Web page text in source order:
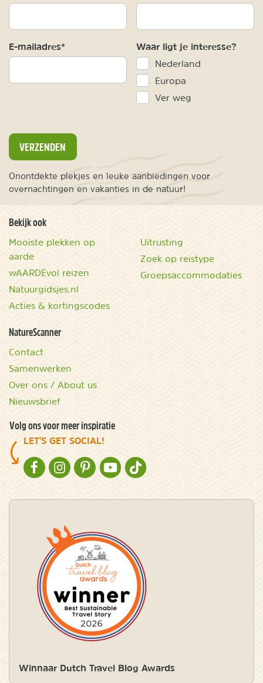
E-mailadres* Waar ligt je interesse?
Nederland
Europa
Ver weg
VERZENDEN
Onontdekte plekjes en leuke aanbiedingen voor
overnachtingen en vakanties in de natuur!
Bekijk ook
Mooiste plekken op
aarde
wAARDEvol reizen
Natuurgidsjes.nl
Acties & kortingscodes
Uitrusting
Zoek op reistype
Groepsaccommodaties
NatureScanner
Contact
Samenwerken
Over ons / About us
Nieuwsbrief
Volg ons voor meer inspiratie
LET'S GET SOCIAL!
NATURESCANNER OP FACEBOOK
NATURESCANNER OP INSTAGRAM
NATURESCANNER OP PINTEREST
NATURESCANNER OP YOUTUBE
NATURESCANNER OP TIKTOK
Winnaar Dutch Travel Blog Awards